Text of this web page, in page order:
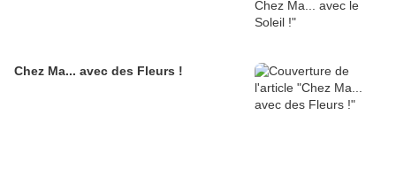
Chez Ma... avec des Fleurs !